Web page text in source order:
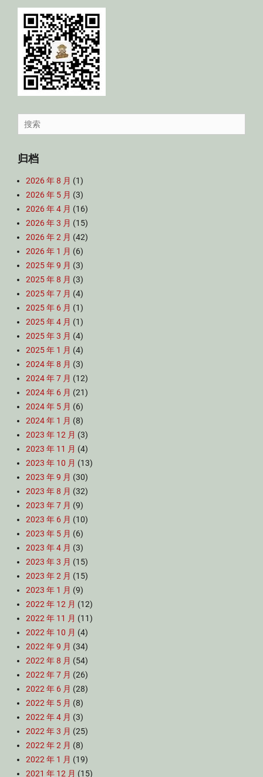
Search
for:
归档
2026 年 8 月 (1)
2026 年 5 月 (3)
2026 年 4 月 (16)
2026 年 3 月 (15)
2026 年 2 月 (42)
2026 年 1 月 (6)
2025 年 9 月 (3)
2025 年 8 月 (3)
2025 年 7 月 (4)
2025 年 6 月 (1)
2025 年 4 月 (1)
2025 年 3 月 (4)
2025 年 1 月 (4)
2024 年 8 月 (3)
2024 年 7 月 (12)
2024 年 6 月 (21)
2024 年 5 月 (6)
2024 年 1 月 (8)
2023 年 12 月 (3)
2023 年 11 月 (4)
2023 年 10 月 (13)
2023 年 9 月 (30)
2023 年 8 月 (32)
2023 年 7 月 (9)
2023 年 6 月 (10)
2023 年 5 月 (6)
2023 年 4 月 (3)
2023 年 3 月 (15)
2023 年 2 月 (15)
2023 年 1 月 (9)
2022 年 12 月 (12)
2022 年 11 月 (11)
2022 年 10 月 (4)
2022 年 9 月 (34)
2022 年 8 月 (54)
2022 年 7 月 (26)
2022 年 6 月 (28)
2022 年 5 月 (8)
2022 年 4 月 (3)
2022 年 3 月 (25)
2022 年 2 月 (8)
2022 年 1 月 (19)
2021 年 12 月 (15)